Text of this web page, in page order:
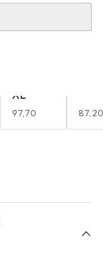
XL
EUR
97,70 EUR